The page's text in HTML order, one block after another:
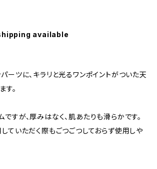
available
ーツに、キラリと光るワンポイントがついた天
す。
すが、厚みはなく、肌あたりも滑らかです。
していただく際もごつごつしておらず使用しや